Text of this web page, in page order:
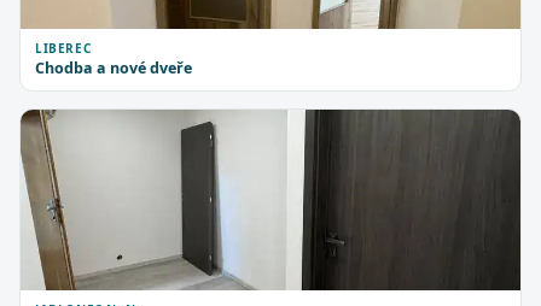
LIBEREC
Chodba a nové dveře